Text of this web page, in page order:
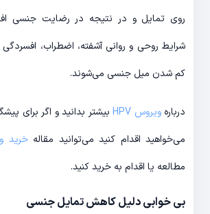
روی تمایل و در نتیجه در رضایت جنسی
شرایط روحی و روانی آشفته، اضطراب،
کم شدن میل جنسی می‌شوند.
دربارهویروس HPV
بیشتر بدانید و اگر برای
می‌خواهید اقدام کنید می‌توانید مقالهخرید
مطالعه یا اقدام به خرید کنید.
بی خوابی دلیل کاهش تمایل جنسی